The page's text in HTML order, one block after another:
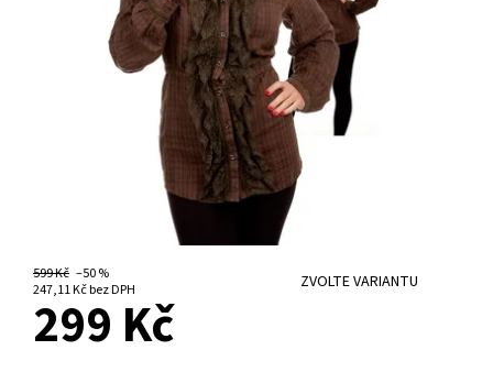
599 Kč –50 %
247,11 Kč bez DPH
ZVOLTE VARIANTU
299 Kč